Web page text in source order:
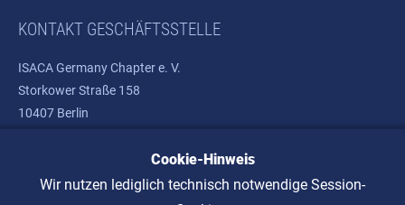
KONTAKT GESCHÄFTSSTELLE
ISACA Germany Chapter e. V.
Storkower Straße 158
10407 Berlin
Telefon: +49 30 37580810
E-Mail:info@isaca.de
Cookie-Hinweis
Wir nutzen lediglich technisch notwendige Session-